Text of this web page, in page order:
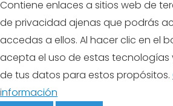
Contiene enlaces a sitios web de
de privacidad ajenas que podrás
accedas a ellos. Al hacer clic en el
acepta el uso de estas tecnologías
de tus datos para estos propósitos.
información